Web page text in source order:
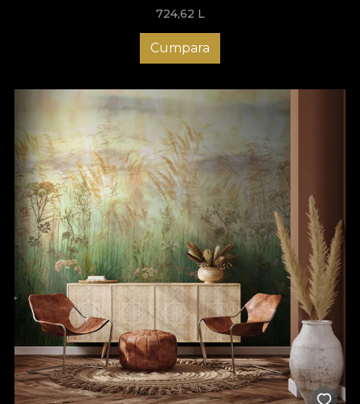
724,62 L
Cumpara